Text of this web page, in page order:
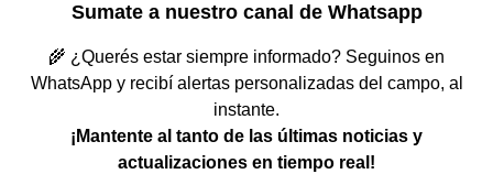
Sumate a nuestro canal de Whatsapp
🌾 ¿Querés estar siempre informado? Seguinos en
WhatsApp y recibí alertas personalizadas del campo, al
instante.
¡Mantente al tanto de las últimas noticias y
actualizaciones en tiempo real!